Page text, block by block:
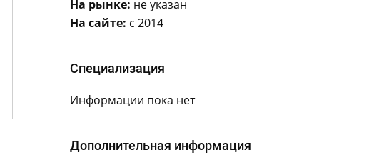
На рынке: не указан
На сайте: с 2014
Специализация
Информации пока нет
Дополнительная информация